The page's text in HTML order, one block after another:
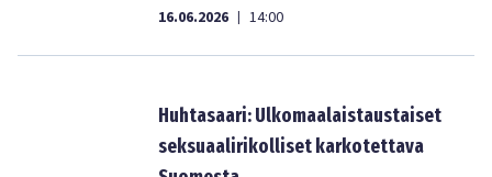
16.06.2026 | 14:00
Huhtasaari: Ulkomaalaistaustaiset
seksuaalirikolliset karkotettava